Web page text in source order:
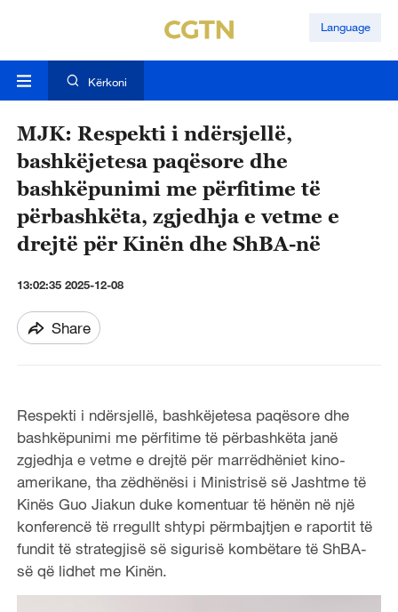
Language
Kërkoni
MJK: Respekti i ndërsjellë,
bashkëjetesa paqësore dhe
bashkëpunimi me përfitime të
përbashkëta, zgjedhja e vetme e
drejtë për Kinën dhe ShBA-në
13:02:35 2025-12-08
Share
Respekti i ndërsjellë, bashkëjetesa paqësore dhe
bashkëpunimi me përfitime të përbashkëta janë
zgjedhja e vetme e drejtë për marrëdhëniet kino-
amerikane, tha zëdhënësi i Ministrisë së Jashtme të
Kinës Guo Jiakun duke komentuar të hënën në një
konferencë të rregullt shtypi përmbajtjen e raportit të
fundit të strategjisë së sigurisë kombëtare të ShBA-
së që lidhet me Kinën.